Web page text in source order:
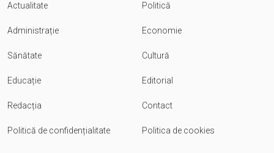
Actualitate Politică
Administrație Economie
Sănătate Cultură
Educație Editorial
Redacția Contact
Politică de confidențialitate Politica de cookies